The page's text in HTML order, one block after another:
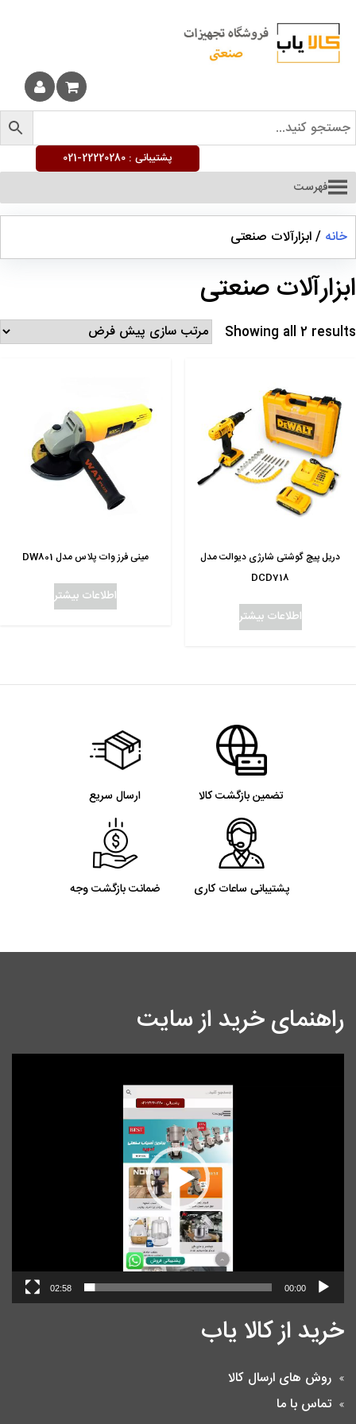
پشتیبانی :
فهرست
خانه / ابزارآلات صنعتی
ابزارآلات صنعتی
Showing all 2 results
دریل پیچ گوشتی شارژی دیوالت مدل
DCD718
اطلاعات بیشتر
مینی فرز وات پلاس مدل DW801
اطلاعات بیشتر
ارسال سریع تضمین بازگشت کالا
ضمانت بازگشت وجه پشتیبانی ساعات کاری
راهنمای خرید از سایت
00:00
02:58
خرید از کالا یاب
روش های ارسال کالا
تماس با ما